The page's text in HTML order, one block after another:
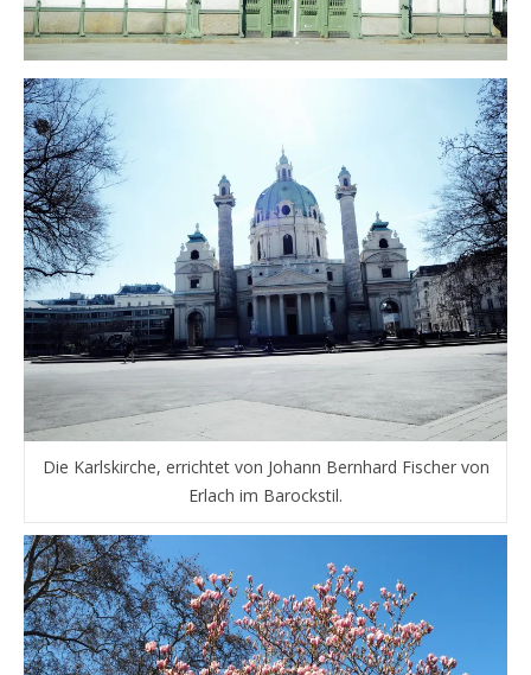
Die Karlskirche, errichtet von Johann Bernhard Fischer von
Erlach im Barockstil.